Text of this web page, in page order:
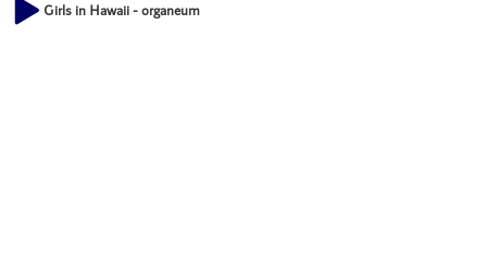
Girls in Hawaii - organeum